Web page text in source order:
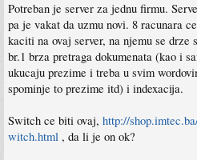
Potreban je server za jednu firmu.
pa je vakat da uzmu novi. 8 racunara
kaciti na ovaj server, na njemu se
br.1 brza pretraga dokumenata (kao i
ukucaju prezime i treba u svim
spominje to prezime itd) i indexacija.
Switch ce biti ovaj, http://
witch.html , da li je on ok?